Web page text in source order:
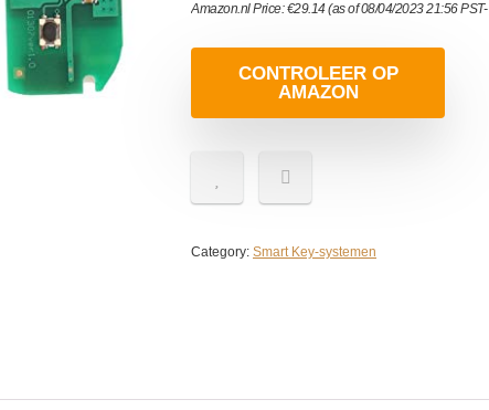
Amazon.nl Price:€29.14(as of 08/04/2023 21:56 PST-
CONTROLEER OP
AMAZON
Category: Smart Key-systemen